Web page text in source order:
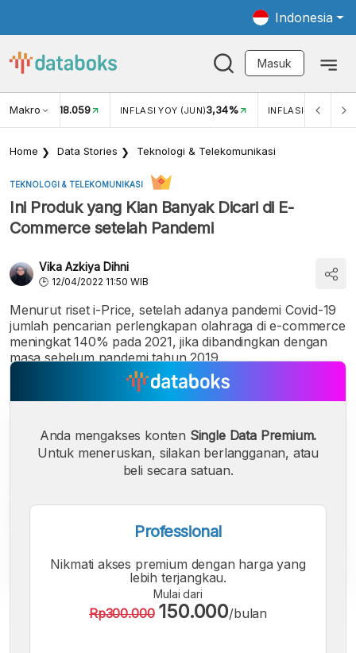
Indonesia
Masuk
Makro
USD/IDR 18.059 INFLASI YOY (JUN)3,34% INFLASI MOM
Home Data Stories Teknologi & Telekomunikasi
TEKNOLOGI & TELEKOMUNIKASI
Ini Produk yang Kian Banyak Dicari di E-
Commerce setelah Pandemi
Vika Azkiya Dihni
12/04/2022 11:50 WIB
Menurut riset i-Price, setelah adanya pandemi Covid-19
jumlah pencarian perlengkapan olahraga di e-commerce
meningkat 140% pada 2021, jika dibandingkan dengan
masa sebelum pandemi tahun 2019.
A A A
Anda mengakses konten Single Data Premium.
Untuk meneruskan, silakan berlangganan, atau
beli secara satuan.
Professional
Nikmati akses premium dengan harga yang
lebih terjangkau.
Mulai dari
Rp300.000 150.000/bulan